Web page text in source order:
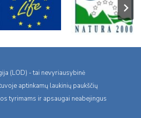
(LOD) - tai nevyriausybinė
aptinkamų laukinių paukščių
tyrimams ir apsaugai neabejingus